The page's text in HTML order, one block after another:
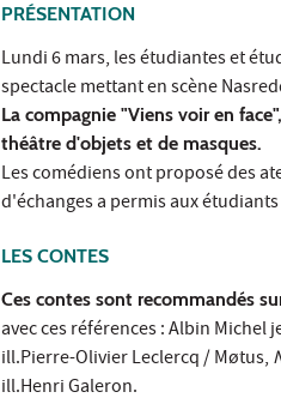
PRÉSENTATION
Lundi 6 mars, les étudiantes et
spectacle mettant en scène
La compagnie "Viens voir en
théâtre d'objets et de masques.
Les comédiens ont proposé des
d'échanges a permis aux
LES CONTES
Ces contes sont recommandés
avec ces références : Albin Michel
ill.Pierre-Olivier Leclercq / Møtus,
ill.Henri Galeron.